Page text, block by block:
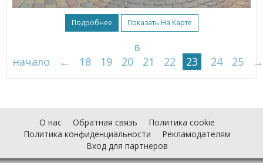
Подробнее Показать На Карте
в
начало
← 18 19 20 21 22 23 24 25 →
О нас Обратная связь
Политика cookie
Политика конфиденциальности
Рекламодателям
Вход для партнеров